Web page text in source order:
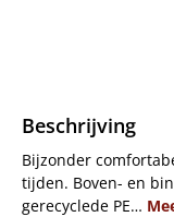
Beschrijving
Bijzonder
tijden. Boven- en
gerecyclede PE…